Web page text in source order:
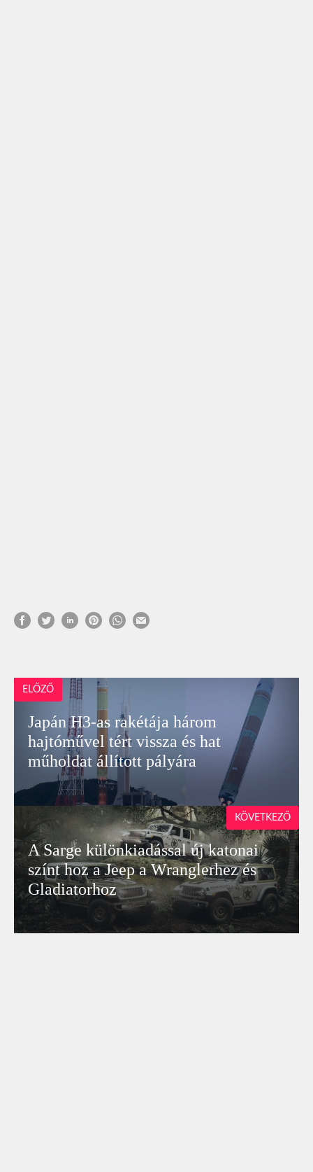
ELŐZŐ
Japán H3-as rakétája három
hajtóművel tért vissza és hat
műholdat állított pályára
A Sarge különkiadással új katonai
színt hoz a Jeep a Wranglerhez és
Gladiatorhoz
KÖVETKEZŐ